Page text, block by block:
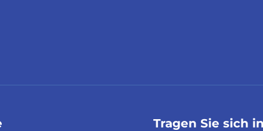
Tragen Sie sich